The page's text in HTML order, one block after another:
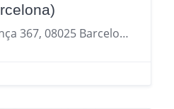
Carrer De Provença 367, 08025 Barcelona, provincia de Barcelona, España